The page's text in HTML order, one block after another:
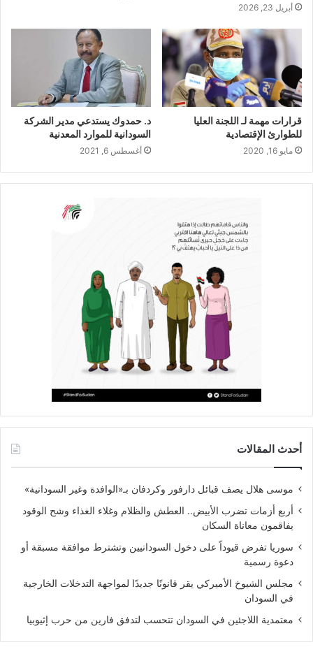
أبريل 23, 2026
قرارات مهمة لـ اللجنة العليا
للطوارئ الإقتصادية
مايو 16, 2020
د. حمدوك يستدعي مدير الشركة
السودانية للموارد المعدنية
أغسطس 6, 2021
أحدث المقالات
موسى هلال يصف قبائل دارفور وكردفان بـ«الوافدة وغير السودانية»
أربع أزمات تضرب الأبيض.. العطش والظلام وغلاء الغذاء وشح الوقود
يفاقمون معاناة السكان
سوريا تفرض قيوداً على دخول السودانيين وتشترط موافقة مسبقة أو
دعوة رسمية
مجلس الشيوخ الأميركي يقر قانونًا جديدًا لمواجهة التدخلات الخارجية
في السودان
معتمدية اللاجئين في السودان تتحسب لتدفق فارين من حرب إثيوبيا